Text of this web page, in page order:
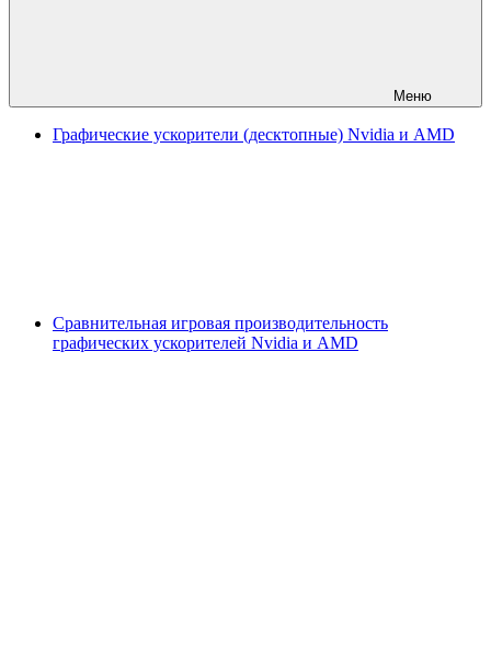
Меню
Графические ускорители (десктопные) Nvidia и AMD
Сравнительная игровая производительность
графических ускорителей Nvidia и AMD